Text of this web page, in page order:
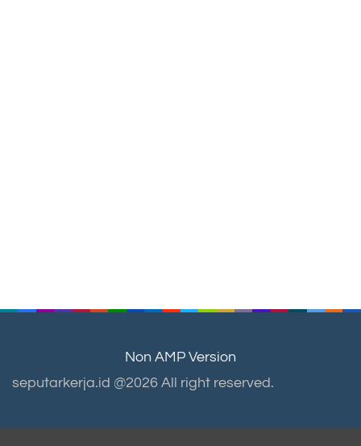
Non AMP Version
seputarkerja.id @2026 All right reserved.